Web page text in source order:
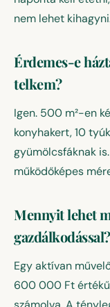
nem lehet
Érdemes-e
telkem?
Igen. 500 m²-en
konyhakert, 10
gyümölcsfáknak
működőképes
Mennyit lehet
gazdálkodással?
Egy aktívan
600 000 Ft